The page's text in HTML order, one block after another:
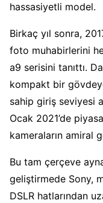
hassasiyetli model.
Birkaç yıl sonra,
foto muhabirlerini
a9 serisini tanıttı.
kompakt bir
sahip giriş seviyesi
Ocak 2021’de
kameraların amiral
Bu tam çerçeve
geliştirmede Sony,
DSLR hatlarından